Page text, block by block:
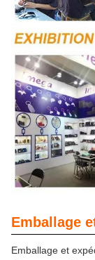
Emballage
Emballage et